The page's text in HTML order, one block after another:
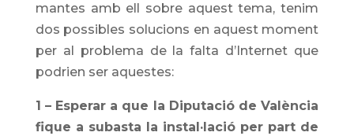
mantes amb ell sobre aquest tema, tenim
dos possibles solucions en aquest moment
per al problema de la falta d’Internet que
podrien ser aquestes:
1 – Esperar a que la Diputació de València
fique a subasta la instal·lació per part de